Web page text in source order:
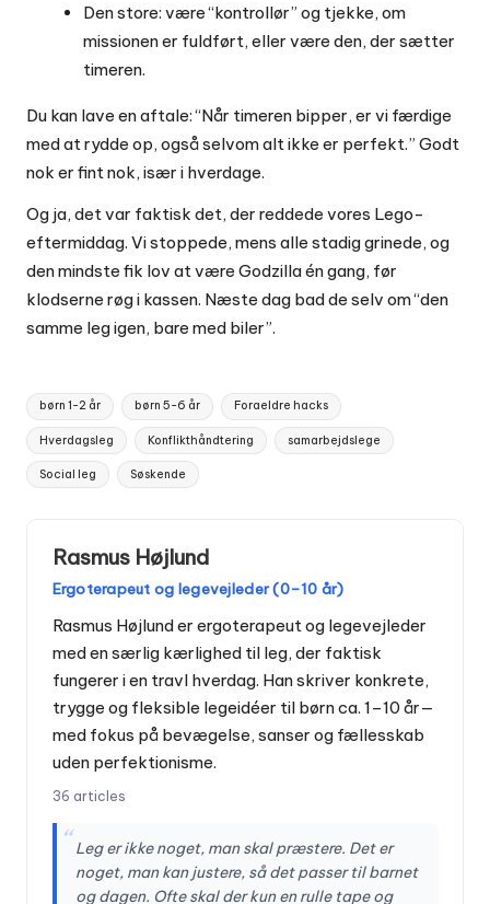
Den store: være “kontrollør” og tjekke, om
missionen er fuldført, eller være den, der sætter
timeren.
Du kan lave en aftale: “Når timeren bipper, er vi færdige
med at rydde op, også selvom alt ikke er perfekt.” Godt
nok er fint nok, især i hverdage.
Og ja, det var faktisk det, der reddede vores Lego-
eftermiddag. Vi stoppede, mens alle stadig grinede, og
den mindste fik lov at være Godzilla én gang, før
klodserne røg i kassen. Næste dag bad de selv om “den
samme leg igen, bare med biler”.
Tags:
børn 1-2 år børn 5-6 år Foraeldre hacks
Hverdagsleg Konflikthåndtering samarbejdslege
Social leg Søskende
Rasmus Højlund
Ergoterapeut og legevejleder (0–10 år)
Rasmus Højlund er ergoterapeut og legevejleder
med en særlig kærlighed til leg, der faktisk
fungerer i en travl hverdag. Han skriver konkrete,
trygge og fleksible legeidéer til børn ca. 1–10 år—
med fokus på bevægelse, sanser og fællesskab
uden perfektionisme.
36 articles
“ Leg er ikke noget, man skal præstere. Det er
noget, man kan justere, så det passer til barnet
og dagen. Ofte skal der kun en rulle tape og